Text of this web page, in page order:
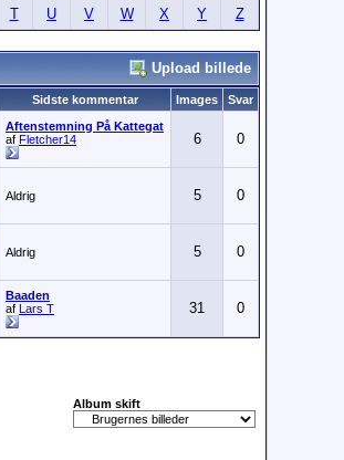
T U V W X Y Z
Upload billede
Sidste kommentar Images Svar
Aftenstemning På Kattegat
af Fletcher14 6 0
Aldrig 5 0
Aldrig 5 0
Baaden
af Lars T 31 0
Album skift